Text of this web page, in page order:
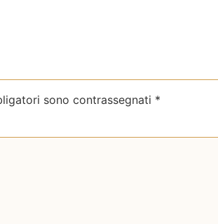
sono contrassegnati *